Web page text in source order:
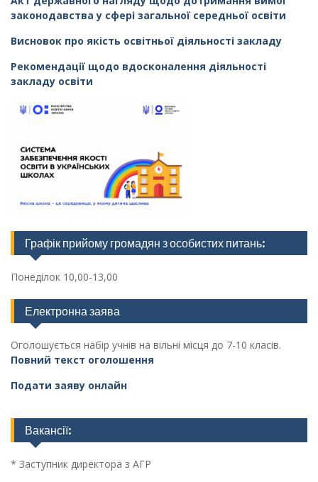
законодавства у сфері загальної середньої освіти
Висновок про якість освітньої діяльності закладу
Рекомендації щодо вдосконалення діяльності
закладу освіти
Графік прийому громадян з особистих питань:
Понеділок 10,00-13,00
Електронна заява
Оголошується набір учнів на вільні місця до 7-10 класів.
Повний текст оголошення
Подати заяву онлайн
Вакансії:
* Заступник директора з АГР